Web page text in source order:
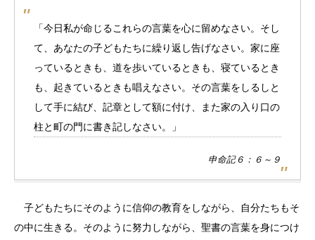
「今日私が命じるこれらの言葉を心に留めなさい。そし
て、あなたの子どもたちに繰り返し告げなさい。家に座
っているときも、道を歩いているときも、寝ているとき
も、起きているときも唱えなさい。その言葉をしるしと
して手に結び、記章として額に付け、また家の入り口の
柱と町の門に書き記しなさい。」
申命記６：６～９
子どもたちにそのように信仰の教育をしながら、自分たちもそ
の中に生きる。そのように努力しながら、聖書の言葉を身につけ